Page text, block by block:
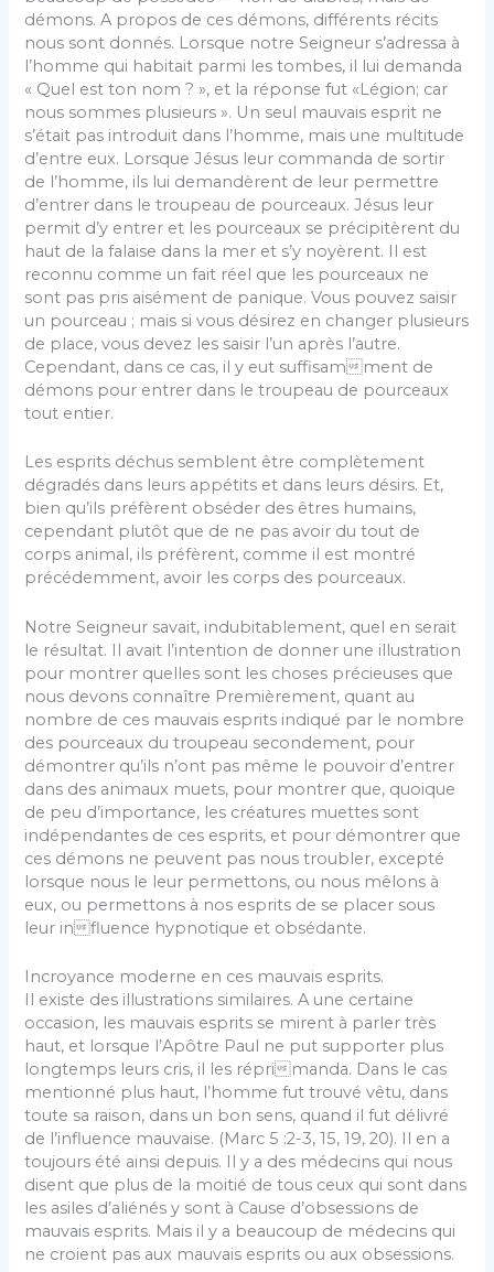
démons. A propos de ces démons, différents récits
nous sont donnés. Lorsque notre Seigneur s’adressa à
l’homme qui habitait parmi les tombes, il lui demanda
« Quel est ton nom ? », et la réponse fut «Légion; car
nous sommes plusieurs ». Un seul mauvais esprit ne
s’était pas introduit dans l’homme, mais une multitude
d’entre eux. Lorsque Jésus leur commanda de sortir
de l’homme, ils lui demandèrent de leur permettre
d’entrer dans le troupeau de pourceaux. Jésus leur
permit d’y entrer et les pourceaux se précipitèrent du
haut de la falaise dans la mer et s’y noyèrent. Il est
reconnu comme un fait réel que les pourceaux ne
sont pas pris aisément de panique. Vous pouvez saisir
un pourceau ; mais si vous désirez en changer plusieurs
de place, vous devez les saisir l’un après l’autre.
Cependant, dans ce cas, il y eut suffisamment de
démons pour entrer dans le troupeau de pourceaux
tout entier.
Les esprits déchus semblent être complètement
dégradés dans leurs appétits et dans leurs désirs. Et,
bien qu’ils préfèrent obséder des êtres humains,
cependant plutôt que de ne pas avoir du tout de
corps animal, ils préfèrent, comme il est montré
précédemment, avoir les corps des pourceaux.
Notre Seigneur savait, indubitablement, quel en serait
le résultat. Il avait l’intention de donner une illustration
pour montrer quelles sont les choses précieuses que
nous devons connaître Premièrement, quant au
nombre de ces mauvais esprits indiqué par le nombre
des pourceaux du troupeau secondement, pour
démontrer qu’ils n’ont pas même le pouvoir d’entrer
dans des animaux muets, pour montrer que, quoique
de peu d’importance, les créatures muettes sont
indépendantes de ces esprits, et pour démontrer que
ces démons ne peuvent pas nous troubler, excepté
lorsque nous le leur permettons, ou nous mêlons à
eux, ou permettons à nos esprits de se placer sous
leur influence hypnotique et obsédante.
Incroyance moderne en ces mauvais esprits.
Il existe des illustrations similaires. A une certaine
occasion, les mauvais esprits se mirent à parler très
haut, et lorsque l’Apôtre Paul ne put supporter plus
longtemps leurs cris, il les réprimanda. Dans le cas
mentionné plus haut, l’homme fut trouvé vêtu, dans
toute sa raison, dans un bon sens, quand il fut délivré
de l’influence mauvaise. (Marc 5 :2-3, 15, 19, 20). Il en a
toujours été ainsi depuis. Il y a des médecins qui nous
disent que plus de la moitié de tous ceux qui sont dans
les asiles d’aliénés y sont à Cause d’obsessions de
mauvais esprits. Mais il y a beaucoup de médecins qui
ne croient pas aux mauvais esprits ou aux obsessions.